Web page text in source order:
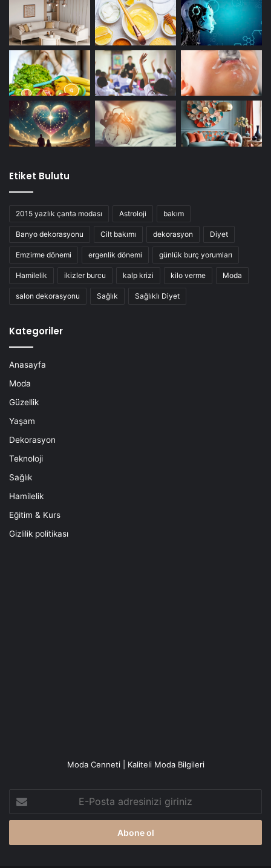
Etiket Bulutu
2015 yazlık çanta modası Astroloji bakım
Banyo dekorasyonu Cilt bakımı dekorasyon Diyet
Emzirme dönemi ergenlik dönemi günlük burç yorumları
Hamilelik ikizler burcu kalp krizi kilo verme Moda
salon dekorasyonu Sağlık Sağlıklı Diyet
Kategoriler
Anasayfa
Moda
Güzellik
Yaşam
Dekorasyon
Teknoloji
Sağlık
Hamilelik
Eğitim & Kurs
Gizlilik politikası
Moda Cenneti | Kaliteli Moda Bilgileri
Posta
adresinizi